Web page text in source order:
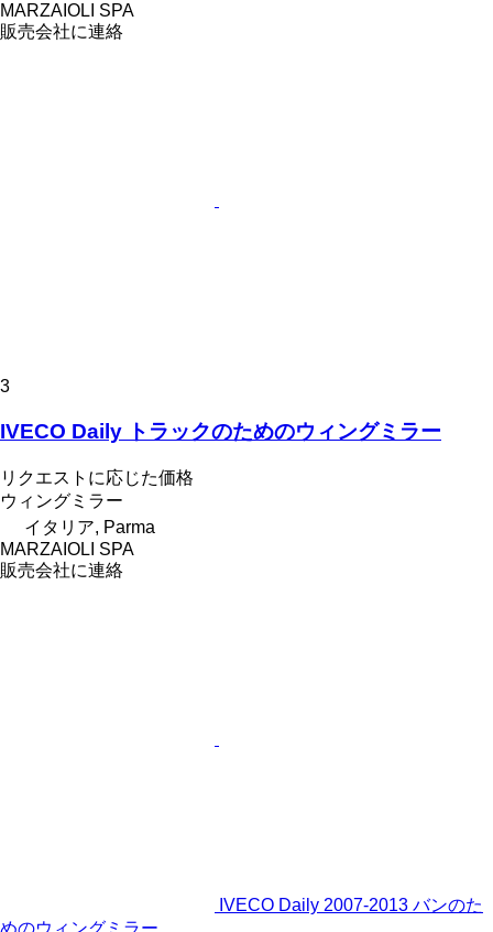
MARZAIOLI SPA
販売会社に連絡
3
IVECO Daily トラックのためのウィングミラー
リクエストに応じた価格
ウィングミラー
イタリア, Parma
MARZAIOLI SPA
販売会社に連絡
IVECO Daily 2007-2013 バンのた
めのウィングミラー